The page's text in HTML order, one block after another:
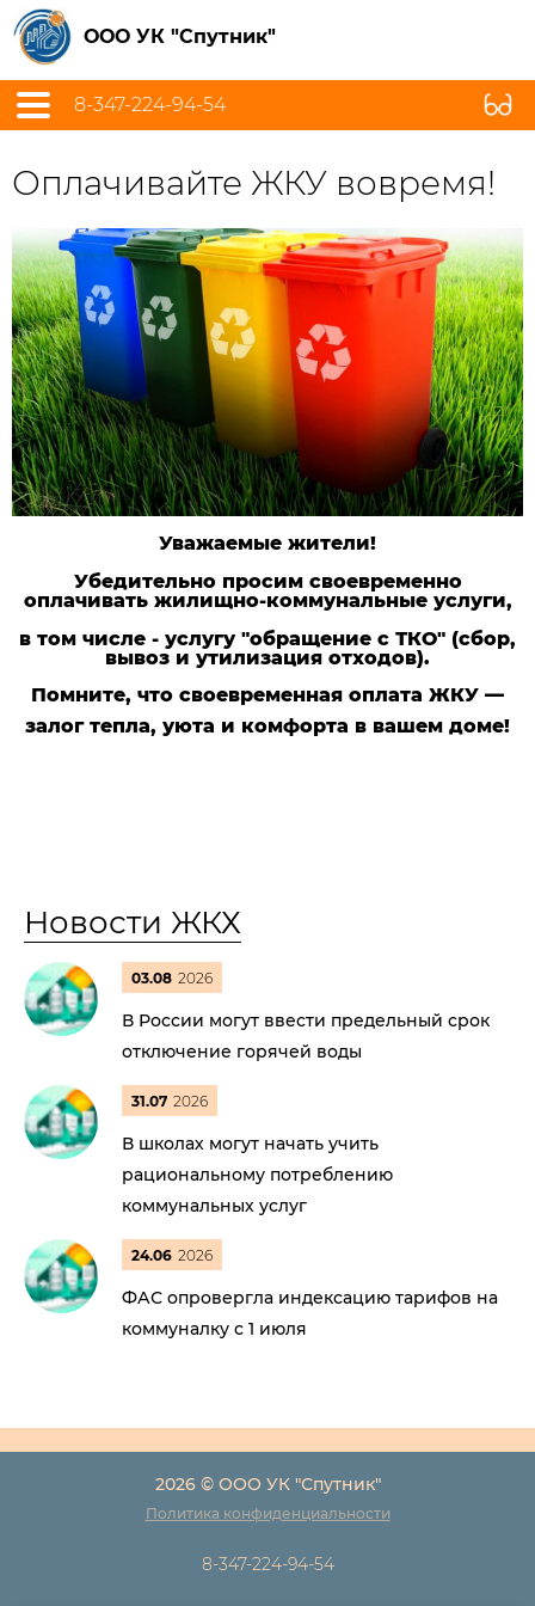
ООО УК "Спутник"
8-347-224-94-54
Оплачивайте ЖКУ вовремя!
Уважаемые жители!
Убедительно просим своевременно
оплачивать жилищно-коммунальные услуги,
в том числе - услугу "обращение с ТКО" (сбор,
вывоз и утилизация отходов).
Помните, что своевременная оплата ЖКУ —
залог тепла, уюта и комфорта в вашем доме!
Новости ЖКХ
03.08 2026
В России могут ввести предельный срок
отключение горячей воды
31.07 2026
В школах могут начать учить
рациональному потреблению
коммунальных услуг
24.06 2026
ФАС опровергла индексацию тарифов на
коммуналку с 1 июля
2026 © ООО УК "Спутник"
Политика конфиденциальности
8-347-224-94-54